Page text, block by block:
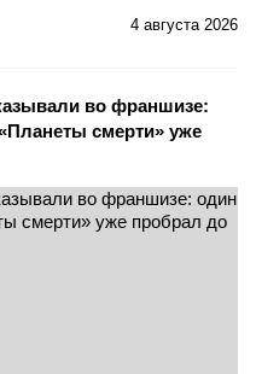
4 августа 2026
во франшизе:
смерти» уже